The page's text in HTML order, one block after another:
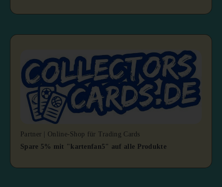
Partner | Online-Shop für Trading Cards
Spare 5% mit "kartenfan5" auf alle Produkte